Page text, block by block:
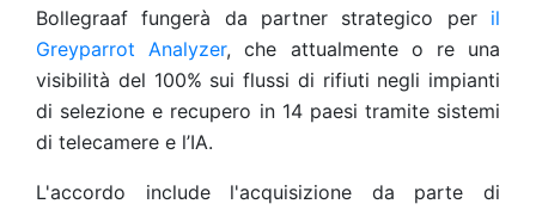
Bollegraaf fungerà da partner strategico per il
Greyparrot Analyzer, che attualmente o re una
visibilità del 100% sui flussi di rifiuti negli impianti
di selezione e recupero in 14 paesi tramite sistemi
di telecamere e l’IA.
L'accordo include l'acquisizione da parte di